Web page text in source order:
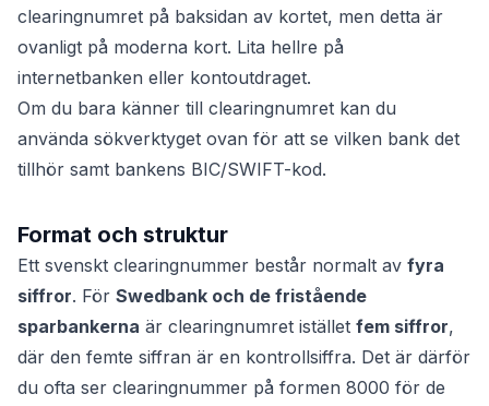
clearingnumret på baksidan av kortet, men detta är
ovanligt på moderna kort. Lita hellre på
internetbanken eller kontoutdraget.
Om du bara känner till clearingnumret kan du
använda sökverktyget ovan för att se vilken bank det
tillhör samt bankens BIC/SWIFT-kod.
Format och struktur
Ett svenskt clearingnummer består normalt av fyra
siffror. För Swedbank och de fristående
sparbankerna är clearingnumret istället fem siffror,
där den femte siffran är en kontrollsiffra. Det är därför
du ofta ser clearingnummer på formen 8000 för de